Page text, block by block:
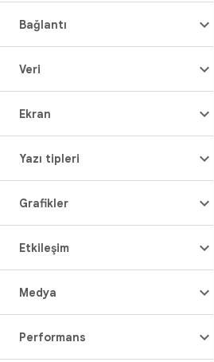
Bağlantı
Veri
Ekran
Yazı tipleri
Grafikler
Etkileşim
Medya
Performans